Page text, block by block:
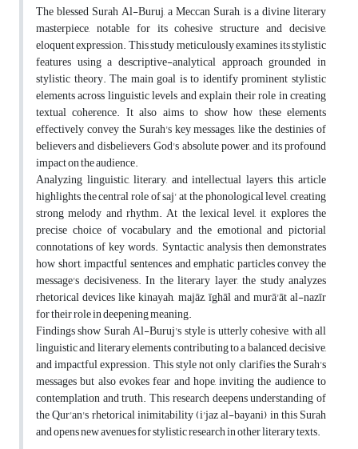
The blessed Surah Al-Buruj, a Meccan Surah, is a divine literary
masterpiece, notable for its cohesive structure and decisive,
eloquent expression. This study meticulously examines its stylistic
features using a descriptive-analytical approach grounded in
stylistic theory. The main goal is to identify prominent stylistic
elements across linguistic levels and explain their role in creating
textual coherence. It also aims to show how these elements
effectively convey the Surah's key messages, like the destinies of
believers and disbelievers, God's absolute power, and its profound
impact on the audience.
Analyzing linguistic, literary, and intellectual layers, this article
highlights the central role of saj' at the phonological level, creating
strong melody and rhythm. At the lexical level, it explores the
precise choice of vocabulary and the emotional and pictorial
connotations of key words. Syntactic analysis then demonstrates
how short, impactful sentences and emphatic particles convey the
message's decisiveness. In the literary layer, the study analyzes
rhetorical devices like kinayah, majāz, īghāl and murā'āt al-nazīr
for their role in deepening meaning.
Findings show Surah Al-Buruj's style is utterly cohesive, with all
linguistic and literary elements contributing to a balanced, decisive,
and impactful expression. This style not only clarifies the Surah's
messages but also evokes fear and hope, inviting the audience to
contemplation and truth. This research deepens understanding of
the Qur'an's rhetorical inimitability (i'jaz al-bayani) in this Surah
and opens new avenues for stylistic research in other literary texts.